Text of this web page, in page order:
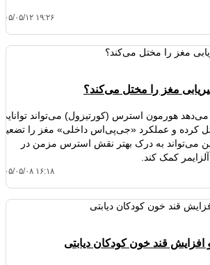
۱۴۰۵/۰۵/۱۲
مغز را مختل می‌کند؟
هورمون استرس (کورتیزول) می‌تواند توانایی
کرده و عملکرد «جی‌پی‌اس داخلی» مغز را
می‌تواند به درک بهتر نقش استرس مزمن در
کمک کند.
۱۴۰۵/۰۵/۰۸
افزایش قند خون کودکان دیابتی